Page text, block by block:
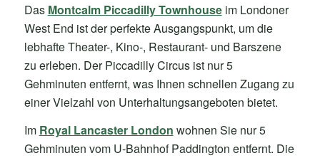
Das Montcalm Piccadilly Townhouseim Londoner
West End ist der perfekte Ausgangspunkt, um die
lebhafte Theater-, Kino-, Restaurant- und Barszene
zu erleben. Der Piccadilly Circus ist nur 5
Gehminuten entfernt, was Ihnen schnellen Zugang zu
einer Vielzahl von Unterhaltungsangeboten bietet.
Im Royal Lancaster London wohnen Sie nur 5
Gehminuten vom U-Bahnhof Paddington entfernt. Die